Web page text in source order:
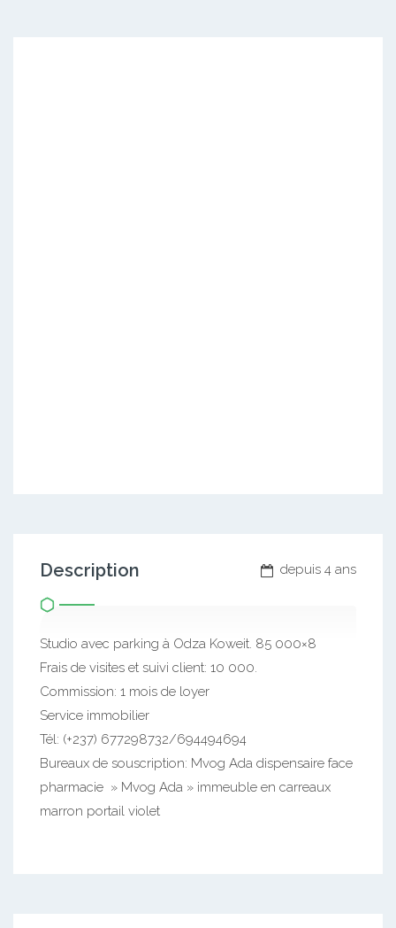
depuis 4 ans
Description
Studio avec parking à Odza Koweit. 85 000×8
Frais de visites et suivi client: 10 000.
Commission: 1 mois de loyer
Service immobilier
Tél: (+237) 677298732/694494694
Bureaux de souscription: Mvog Ada dispensaire face
pharmacie » Mvog Ada » immeuble en carreaux
marron portail violet